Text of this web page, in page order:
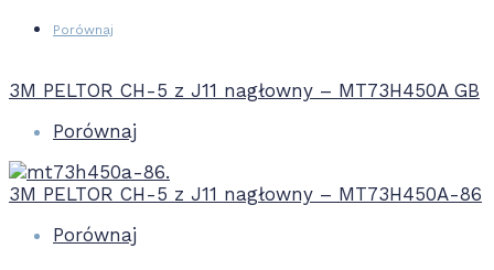
Porównaj
3M PELTOR CH-5 z J11 nagłowny – MT73H450A GB
Porównaj
3M PELTOR CH-5 z J11 nagłowny – MT73H450A-86
Porównaj